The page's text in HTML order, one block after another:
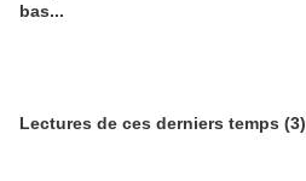
bas...
Lectures de ces derniers temps (3)